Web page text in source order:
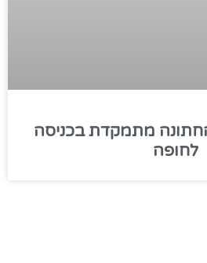
מתמקדת בכניסה
לחופה